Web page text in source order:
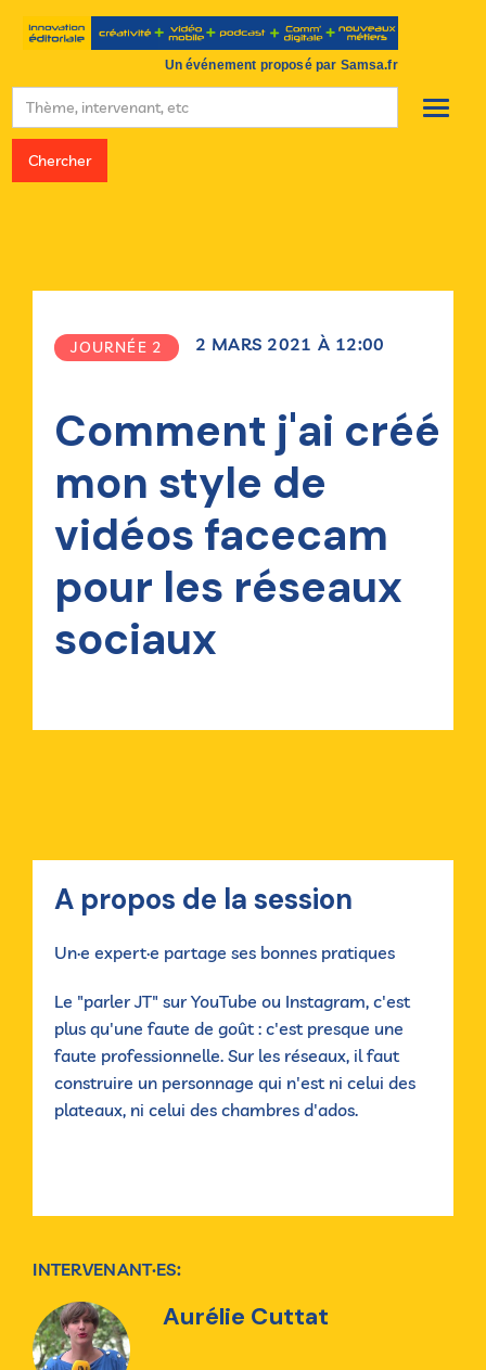
Un événement proposé par Samsa.fr
JOURNÉE 2 2 MARS 2021 À 12:00
Comment j'ai créé
mon style de
vidéos facecam
pour les réseaux
sociaux
A propos de la session
Un·e expert·e partage ses bonnes pratiques
Le "parler JT" sur YouTube ou Instagram, c'est
plus qu'une faute de goût : c'est presque une
faute professionnelle. Sur les réseaux, il faut
construire un personnage qui n'est ni celui des
plateaux, ni celui des chambres d'ados.
INTERVENANT·ES:
Aurélie Cuttat